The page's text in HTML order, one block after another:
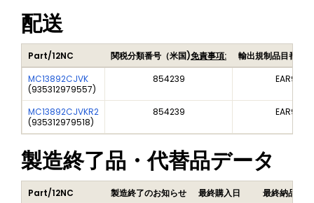
配送
Part/12NC 関税分類番号（米国)免責事項:
輸出規制品目番号
MC13892CJVK
(935312979557)
854239 EAR99
MC13892CJVKR2
(935312979518)
854239 EAR99
製造終了品・代替品データ
Part/12NC 製造終了のお知らせ 最終購入日
最終納品日